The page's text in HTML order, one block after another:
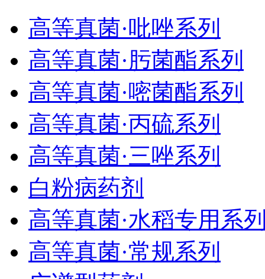
高等真菌·吡唑系列
高等真菌·肟菌酯系列
高等真菌·嘧菌酯系列
高等真菌·丙硫系列
高等真菌·三唑系列
白粉病药剂
高等真菌·水稻专用系
高等真菌·常规系列